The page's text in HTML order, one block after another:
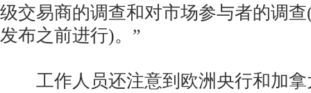
级交易商的调查和对市场参与者的调
发布之前进行)。”
工作人员还注意到欧洲央行和加拿